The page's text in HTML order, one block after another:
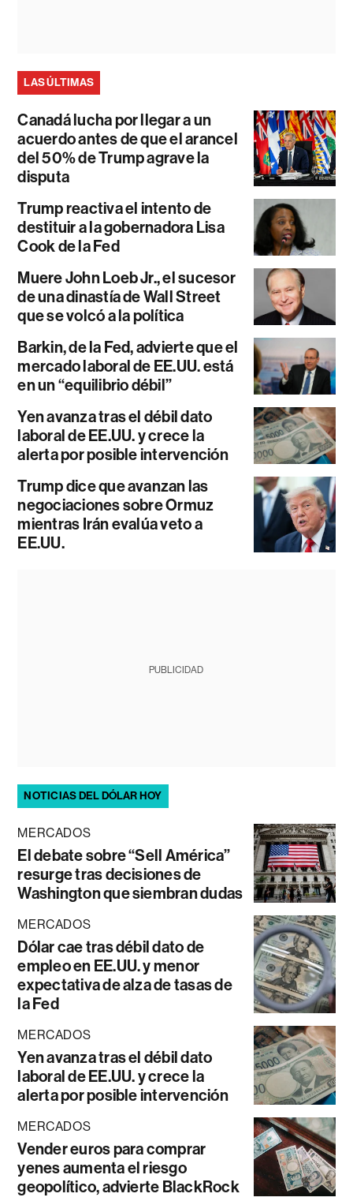
LAS ÚLTIMAS
Canadá lucha por llegar a un
acuerdo antes de que el arancel
del 50% de Trump agrave la
disputa
Trump reactiva el intento de
destituir a la gobernadora Lisa
Cook de la Fed
Muere John Loeb Jr., el sucesor
de una dinastía de Wall Street
que se volcó a la política
Barkin, de la Fed, advierte que el
mercado laboral de EE.UU. está
en un “equilibrio débil”
Yen avanza tras el débil dato
laboral de EE.UU. y crece la
alerta por posible intervención
Trump dice que avanzan las
negociaciones sobre Ormuz
mientras Irán evalúa veto a
EE.UU.
PUBLICIDAD
NOTICIAS DEL DÓLAR HOY
MERCADOS
El debate sobre “Sell América”
resurge tras decisiones de
Washington que siembran dudas
MERCADOS
Dólar cae tras débil dato de
empleo en EE.UU. y menor
expectativa de alza de tasas de
la Fed
MERCADOS
Yen avanza tras el débil dato
laboral de EE.UU. y crece la
alerta por posible intervención
MERCADOS
Vender euros para comprar
yenes aumenta el riesgo
geopolítico, advierte BlackRock